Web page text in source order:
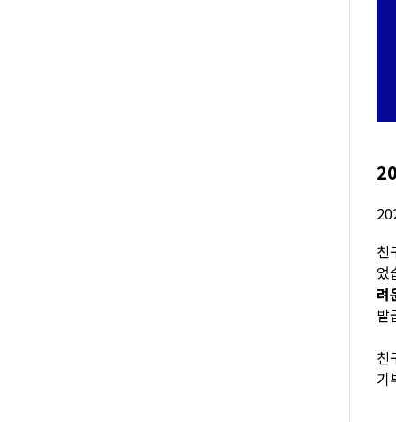
친
었
려
발
친
기